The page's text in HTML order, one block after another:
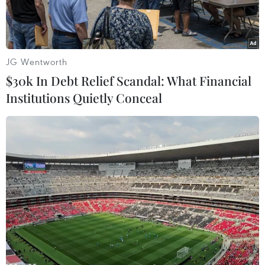
Khu liên hợp gang thép Hòa Phát. (Ảnh: PV/Vietnam+)
Công ty cổ phần Thép Hòa Phát Hải Dương cho
biết công ty đang tập trung lắp đặt máy móc,
JG Wentworth
$30k In Debt Relief Scandal: What Financial
Institutions Quietly Conceal